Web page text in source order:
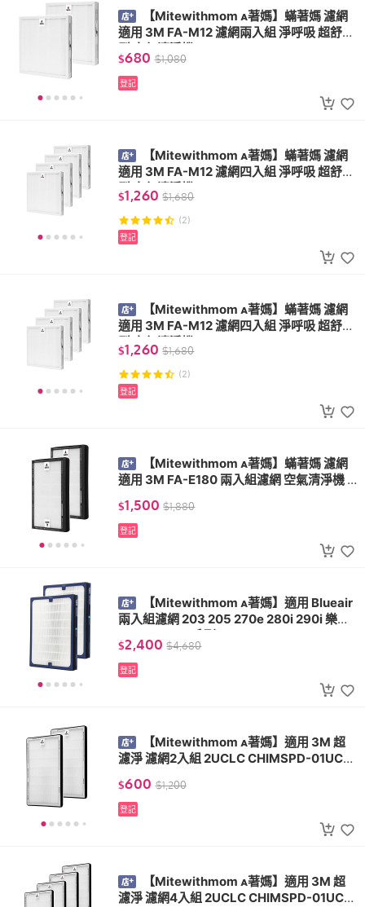
【Mitewithmom 著媽】蟎著媽 濾網
適用 3M FA-M12 濾網兩入組 淨呼吸 超舒淨
型 空氣清淨機 M12-F
$680 $1,080
登記
【Mitewithmom 著媽】蟎著媽 濾網
適用 3M FA-M12 濾網四入組 淨呼吸 超舒淨
型 空氣清淨機 M12-F
$1,260 $1,680
(2)
登記
【Mitewithmom 著媽】蟎著媽 濾網
適用 3M FA-M12 濾網四入組 淨呼吸 超舒淨
型 空氣清淨機 M12-F
$1,260 $1,680
(2)
登記
【Mitewithmom 著媽】蟎著媽 濾網
適用 3M FA-E180 兩入組濾網 空氣清淨機 U
$1,500 $1,880
登記
【Mitewithmom 著媽】適用 Blueair
兩入組濾網 203 205 270e 280i 290i 樂智
LACM-1 200系列
$2,400 $4,680
登記
【Mitewithmom 著媽】適用 3M 超
濾淨 濾網2入組 2UCLC CHIMSPD-01UCR
$600 $1,200
登記
【Mitewithmom 著媽】適用 3M 超
濾淨 濾網4入組 2UCLC CHIMSPD-01UCR